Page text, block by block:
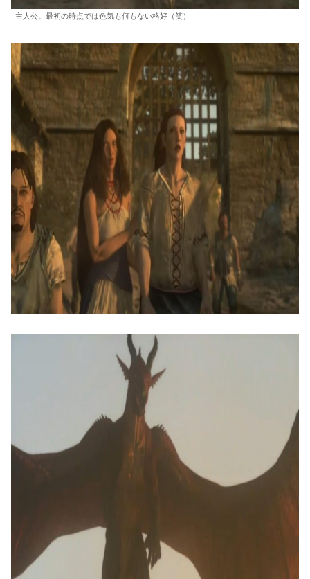
主人公。最初の時点では色気も何もない格好（笑）